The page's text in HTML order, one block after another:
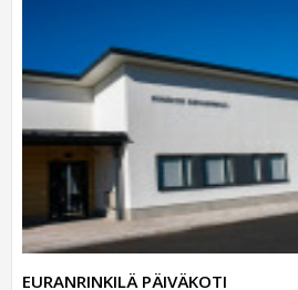
EURANRINKILÄ PÄIVÄKOTI